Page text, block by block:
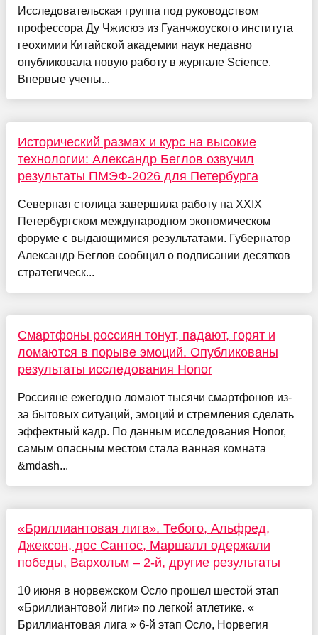
Исследовательская группа под руководством
профессора Ду Чжисюэ из Гуанчжоуского института
геохимии Китайской академии наук недавно
опубликовала новую работу в журнале Science.
Впервые учены...
Исторический размах и курс на высокие
технологии: Александр Беглов озвучил
результаты ПМЭФ-2026 для Петербурга
Северная столица завершила работу на XXIX
Петербургском международном экономическом
форуме с выдающимися результатами. Губернатор
Александр Беглов сообщил о подписании десятков
стратегическ...
Смартфоны россиян тонут, падают, горят и
ломаются в порыве эмоций. Опубликованы
результаты исследования Honor
Россияне ежегодно ломают тысячи смартфонов из-
за бытовых ситуаций, эмоций и стремления сделать
эффектный кадр. По данным исследования Honor,
самым опасным местом стала ванная комната
&mdash...
«Бриллиантовая лига». Тебого, Альфред,
Джексон, дос Сантос, Маршалл одержали
победы, Вархольм – 2-й, другие результаты
10 июня в норвежском Осло прошел шестой этап
«Бриллиантовой лиги» по легкой атлетике. «
Бриллиантовая лига » 6-й этап Осло, Норвегия